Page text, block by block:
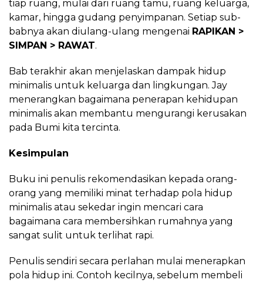
tiap ruang, mulai dari ruang tamu, ruang keluarga,
kamar, hingga gudang penyimpanan. Setiap sub-
babnya akan diulang-ulang mengenai RAPIKAN >
SIMPAN > RAWAT.
Bab terakhir akan menjelaskan dampak hidup
minimalis untuk keluarga dan lingkungan. Jay
menerangkan bagaimana penerapan kehidupan
minimalis akan membantu mengurangi kerusakan
pada Bumi kita tercinta.
Kesimpulan
Buku ini penulis rekomendasikan kepada orang-
orang yang memiliki minat terhadap pola hidup
minimalis atau sekedar ingin mencari cara
bagaimana cara membersihkan rumahnya yang
sangat sulit untuk terlihat rapi.
Penulis sendiri secara perlahan mulai menerapkan
pola hidup ini. Contoh kecilnya, sebelum membeli